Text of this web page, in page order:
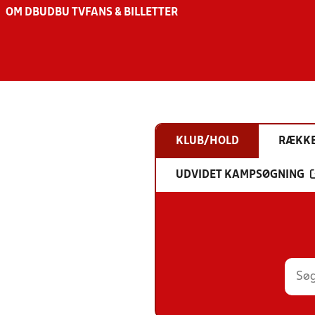
OM DBU DBU TV FANS & BILLETTER
KLUB/HOLD
UDVIDET KAMPSØGNING